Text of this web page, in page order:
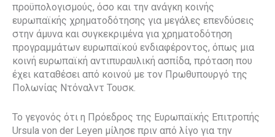
προϋπολογισμούς, όσο και την ανάγκη κοινής
ευρωπαϊκής χρηματοδότησης για μεγάλες επενδύσεις
στην άμυνα και συγκεκριμένα για χρηματοδότηση
προγραμμάτων ευρωπαϊκού ενδιαφέροντος, όπως μια
κοινή ευρωπαϊκή αντιπυραυλική ασπίδα, πρόταση που
έχει καταθέσει από κοινού με τον Πρωθυπουργό της
Πολωνίας Ντόναλντ Τουσκ.
Το γεγονός ότι η Πρόεδρος της Ευρωπαϊκής Επιτροπής
Ursula von der Leyen μίλησε πριν από λίγο για την